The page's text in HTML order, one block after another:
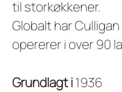
til storkøkkener.
Globalt har
opererer i over 90
Grundlagt i1936